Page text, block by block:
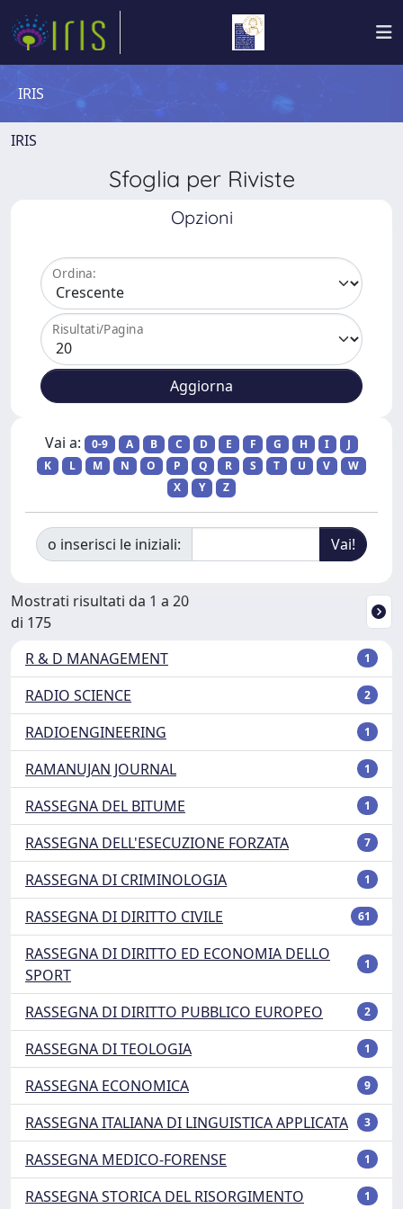
IRIS
IRIS
Sfoglia per Riviste
Opzioni
Ordina:
Risultati/Pagina
Vai a: 0-9 A B C D E F G H I
J
K
L M N O P Q R S T U V
W
X
Y Z
o inserisci le iniziali:
Mostrati risultati da 1 a 20
di 175
R & D MANAGEMENT
1
RADIO SCIENCE 2
RADIOENGINEERING 1
RAMANUJAN JOURNAL 1
RASSEGNA DEL BITUME 1
RASSEGNA DELL'ESECUZIONE FORZATA 7
RASSEGNA DI CRIMINOLOGIA 1
RASSEGNA DI DIRITTO CIVILE 61
RASSEGNA DI DIRITTO ED ECONOMIA DELLO
SPORT
1
RASSEGNA DI DIRITTO PUBBLICO EUROPEO 2
RASSEGNA DI TEOLOGIA 1
RASSEGNA ECONOMICA 9
RASSEGNA ITALIANA DI LINGUISTICA APPLICATA 3
RASSEGNA MEDICO-FORENSE 1
RASSEGNA STORICA DEL RISORGIMENTO 1